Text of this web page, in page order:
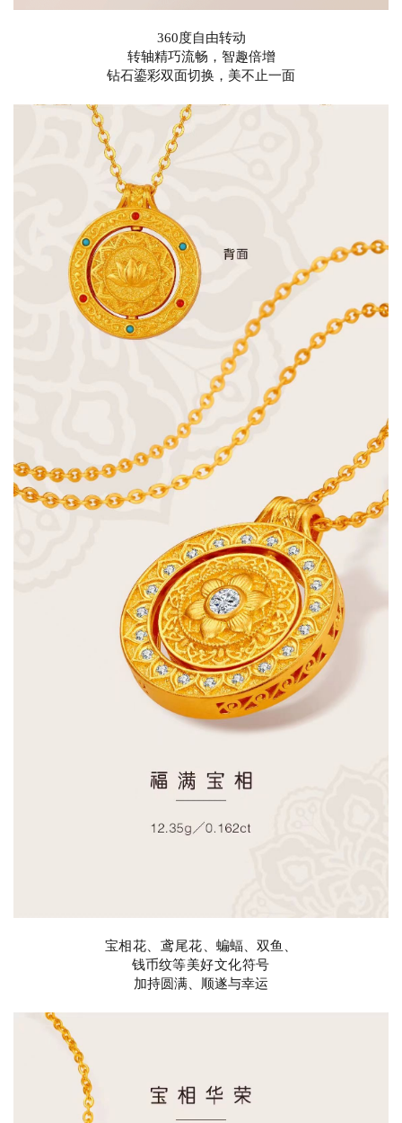
360度自由转动
转轴精巧流畅，智趣倍增
钻石鎏彩双面切换，美不止一面
宝相花、 鸢尾花、蝙蝠、双鱼、
钱币纹等美好文化符号
加持圆满、顺遂与幸运